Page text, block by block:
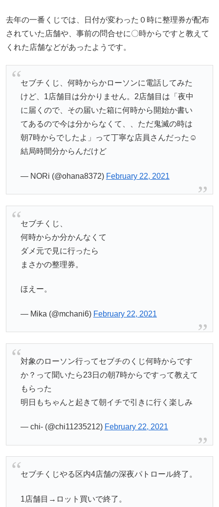
去年の一番くじでは、日付が変わった０時に整理券が配布
されていた店舗や、事前の問合せに〇時からですと教えて
くれた店舗などがあったようです。
セブチくじ、何時からかローソンに電話してみた
けど、1店舗目は分かりません。2店舗目は「夜中
に届くので、その届いた箱に何時から開始か書い
てあるので今は分からなくて、、ただ鬼滅の時は
朝7時からでしたよ」って丁寧な店員さんだった☺️
結局時間分からんだけど
— NORi (@ohana8372) February 22, 2021
セブチくじ、
何時からか分かんなくて
ダメ元で見に行ったら
まさかの整理券。
ほえー。
— Mika (@mchani6) February 22, 2021
対象のローソン行ってセブチのくじ何時からです
か？って聞いたら23日の朝7時からですって教えて
もらった
明日もちゃんと起きて朝イチで引きに行く楽しみ
— chi- (@chi11235212) February 22, 2021
セブチくじやる区内4店舗の深夜パトロール終了。
1店舗目→ロット買いで終了。